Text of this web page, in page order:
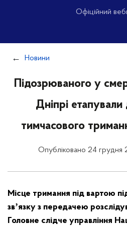
Офіційний
Новини
Підозрюваного у
Дніпрі етапували
тимчасового
Опубліковано 24 грудня
Місце тримання під вартою
звʼязку з передачею
Головне слідче управління